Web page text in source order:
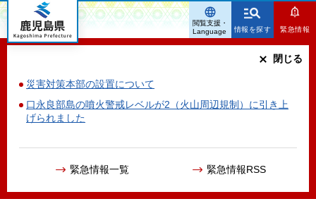
鹿児島県
情報を探す 緊急情報
災害対策本部の設置について
口永良部島の噴火警戒レベルが2（火山周辺規制）に引き上
げられました
緊急情報一覧 緊急情報RSS
閉じる
閲覧支援・
Language